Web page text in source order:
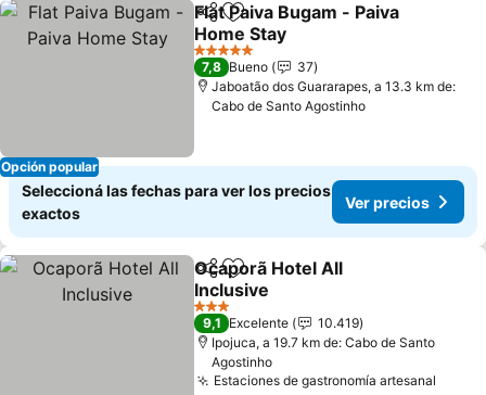
Opción popular
CompartirAñadir a favoritos
Flat Paiva Bugam - Paiva
Home Stay
Ver precios
5 Estrellas
7,8 Bueno
37
Jaboatão dos Guararapes, a 13.3 km de:
Cabo de Santo Agostinho
Seleccioná las fechas para ver los precios
exactos
Ver precios
CompartirAñadir a favoritos
Ocaporã Hotel All
Inclusive
Ver precios
3 Estrellas
9,1 Excelente
10.419
Ipojuca, a 19.7 km de: Cabo de Santo
Agostinho
Estaciones de gastronomía artesanal